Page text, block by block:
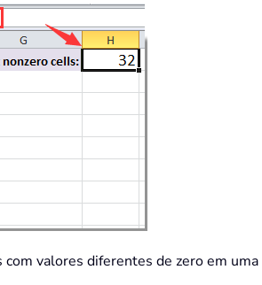
valores diferentes de zero em